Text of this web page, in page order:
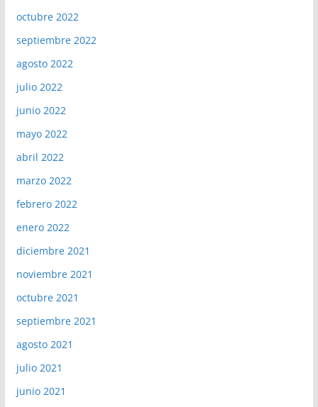
octubre 2022
septiembre 2022
agosto 2022
julio 2022
junio 2022
mayo 2022
abril 2022
marzo 2022
febrero 2022
enero 2022
diciembre 2021
noviembre 2021
octubre 2021
septiembre 2021
agosto 2021
julio 2021
junio 2021